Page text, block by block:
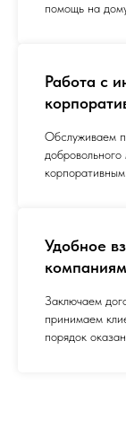
помощь на
Работа с
Обслуживаем
Удобное
Заключаем
принимаем
порядок